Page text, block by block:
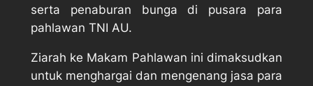
serta penaburan bunga di pusara para
pahlawan TNI AU.
Ziarah ke Makam Pahlawan ini dimaksudkan
untuk menghargai dan mengenang jasa para